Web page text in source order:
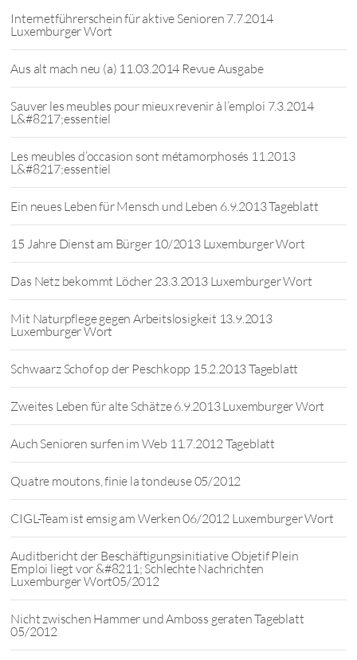
Internetführerschein für aktive Senioren 7.7.2014
Luxemburger Wort
Aus alt mach neu (a) 11.03.2014 Revue Ausgabe
Sauver les meubles pour mieux revenir à l’emploi 7.3.2014
L&#8217;essentiel
Les meubles d’occasion sont métamorphosés 11.2013
L&#8217;essentiel
Ein neues Leben für Mensch und Leben 6.9.2013 Tageblatt
15 Jahre Dienst am Bürger 10/2013 Luxemburger Wort
Das Netz bekommt Löcher 23.3.2013 Luxemburger Wort
Mit Naturpflege gegen Arbeitslosigkeit 13.9.2013
Luxemburger Wort
Schwaarz Schof op der Peschkopp 15.2.2013 Tageblatt
Zweites Leben für alte Schätze 6.9.2013 Luxemburger Wort
Auch Senioren surfen im Web 11.7.2012 Tageblatt
Quatre moutons, finie la tondeuse 05/2012
CIGL-Team ist emsig am Werken 06/2012 Luxemburger Wort
Auditbericht der Beschäftigungsinitiative Objetif Plein
Emploi liegt vor &#8211; Schlechte Nachrichten
Luxemburger Wort05/2012
Nicht zwischen Hammer und Amboss geraten Tageblatt
05/2012